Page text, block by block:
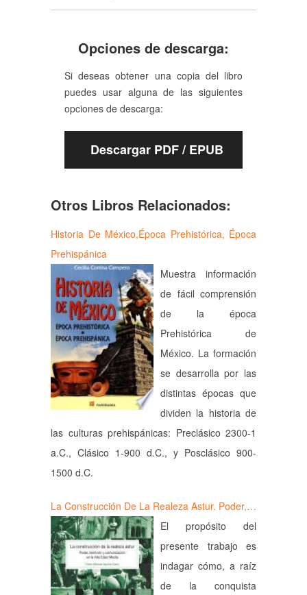
Opciones de descarga:
Si deseas obtener una copia del libro
puedes usar alguna de las siguientes
opciones de descarga:
Descargar PDF / EPUB
Otros Libros Relacionados:
Historia De México,Época Prehistórica, Época
Prehispánica
Muestra información
de fácil comprensión
de la época
Prehistórica de
México. La formación
se desarrolla por las
distintas épocas que
dividen la historia de
las culturas prehispánicas: Preclásico 2300-1
a.C., Clásico 1-900 d.C., y Posclásico 900-
1500 d.C.
La Construcción De La Realeza Astur. Poder,…
El propósito del
presente trabajo es
indagar cómo, a raíz
de la conquista